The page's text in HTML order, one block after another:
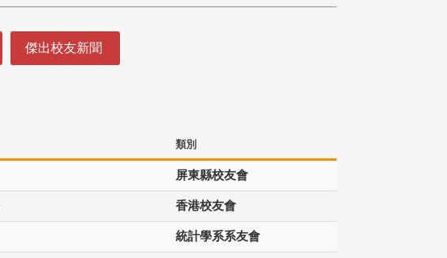
傑出校友新聞
類別
屏東縣校友會
香港校友會
統計學系系友會